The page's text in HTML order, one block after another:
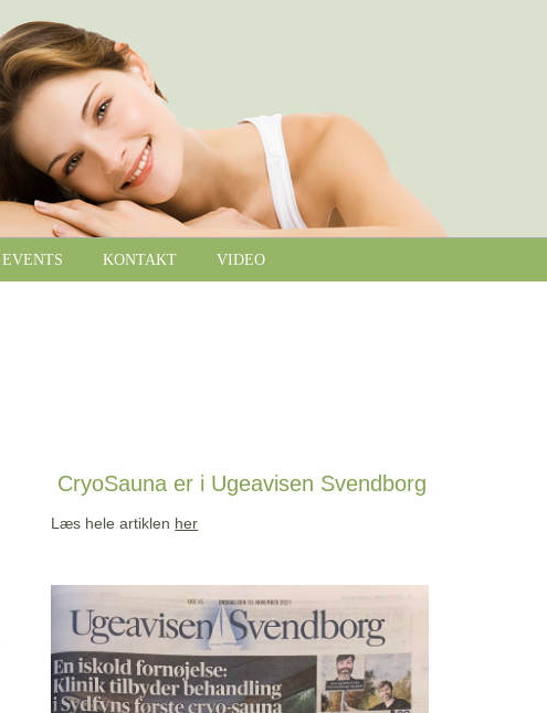
EVENTS KONTAKT VIDEO
CryoSauna er i Ugeavisen Svendborg
Læs hele artiklen her